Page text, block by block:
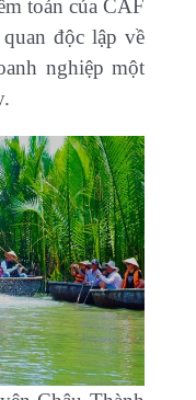
toán của CAF
độc lập về
nghiệp một